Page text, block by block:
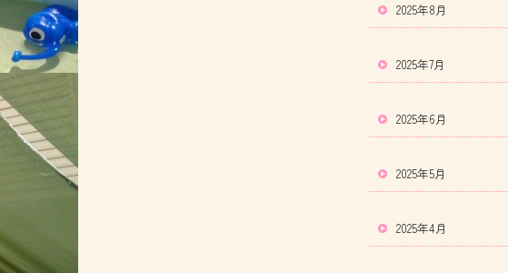
2025年8月
2025年7月
2025年6月
2025年5月
2025年4月